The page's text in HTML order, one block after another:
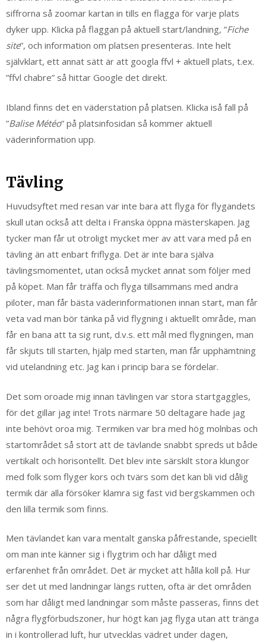
siffrorna så zoomar kartan in tills en flagga för varje plats
dyker upp. Klicka på flaggan på aktuell start/landning, ”Fiche
site”, och information om platsen presenteras. Inte helt
självklart, ett annat sätt är att googla ffvl + aktuell plats, t.ex.
”ffvl chabre” så hittar Google det direkt.
Ibland finns det en väderstation på platsen. Klicka iså fall på
”Balise Météo” på platsinfosidan så kommer aktuell
väderinformation upp.
Tävling
Huvudsyftet med resan var inte bara att flyga för flygandets
skull utan också att delta i Franska öppna mästerskapen. Jag
tycker man får ut otroligt mycket mer av att vara med på en
tävling än att enbart friflyga. Det är inte bara själva
tävlingsmomentet, utan också mycket annat som följer med
på köpet. Man får träffa och flyga tillsammans med andra
piloter, man får bästa väderinformationen innan start, man får
veta vad man bör tänka på vid flygning i aktuellt område, man
får en bana att ta sig runt, d.v.s. ett mål med flygningen, man
får skjuts till starten, hjälp med starten, man får upphämtning
vid utelandning etc. Jag kan i princip bara se fördelar.
Det som oroade mig innan tävlingen var stora startgaggles,
för det gillar jag inte! Trots närmare 50 deltagare hade jag
inte behövt oroa mig. Termiken var bra med hög molnbas och
startområdet så stort att de tävlande snabbt spreds ut både
vertikalt och horisontellt. Det blev inte särskilt stora klungor
med folk som flyger kors och tvärs som det kan bli vid dålig
termik där alla försöker klamra sig fast vid bergskammen och
den lilla termik som finns.
Men tävlandet kan vara mentalt ganska påfrestande, speciellt
om man inte känner sig i flygtrim och har dåligt med
erfarenhet från området. Det är mycket att hålla koll på. Hur
ser det ut med landningar längs rutten, ofta är det områden
som har dåligt med landningar som måste passeras, finns det
några flygförbudszoner, hur högt kan jag flyga utan att tränga
in i kontrollerad luft, hur utvecklas vädret under dagen,